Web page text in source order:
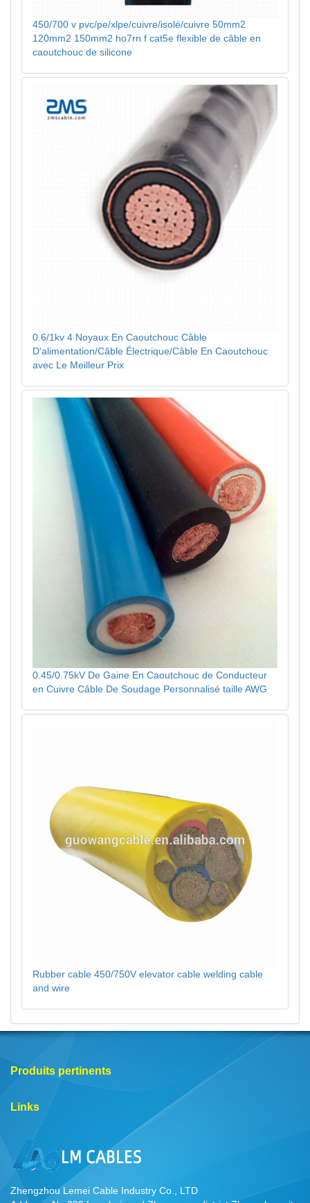
450/700 v pvc/pe/xlpe/cuivre/isolé/cuivre 50mm2
120mm2 150mm2 ho7rn f cat5e flexible de câble en
caoutchouc de silicone
0.6/1kv 4 Noyaux En Caoutchouc Câble
D'alimentation/Câble Électrique/Câble En Caoutchouc
avec Le Meilleur Prix
0.45/0.75kV De Gaine En Caoutchouc de Conducteur
en Cuivre Câble De Soudage Personnalisé taille AWG
Rubber cable 450/750V elevator cable welding cable
and wire
Produits pertinents
Links
Zhengzhou Lemei Cable Industry Co., LTD